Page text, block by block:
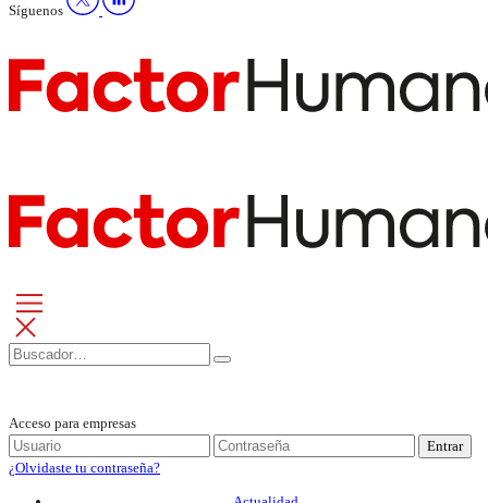
Síguenos
Acceso para empresas
Entrar
¿Olvidaste tu contraseña?